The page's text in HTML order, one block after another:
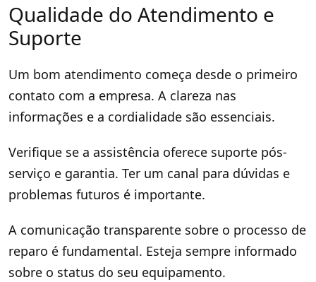
Qualidade do Atendimento e
Suporte
Um bom atendimento começa desde o primeiro
contato com a empresa. A clareza nas
informações e a cordialidade são essenciais.
Verifique se a assistência oferece suporte pós-
serviço e garantia. Ter um canal para dúvidas e
problemas futuros é importante.
A comunicação transparente sobre o processo de
reparo é fundamental. Esteja sempre informado
sobre o status do seu equipamento.